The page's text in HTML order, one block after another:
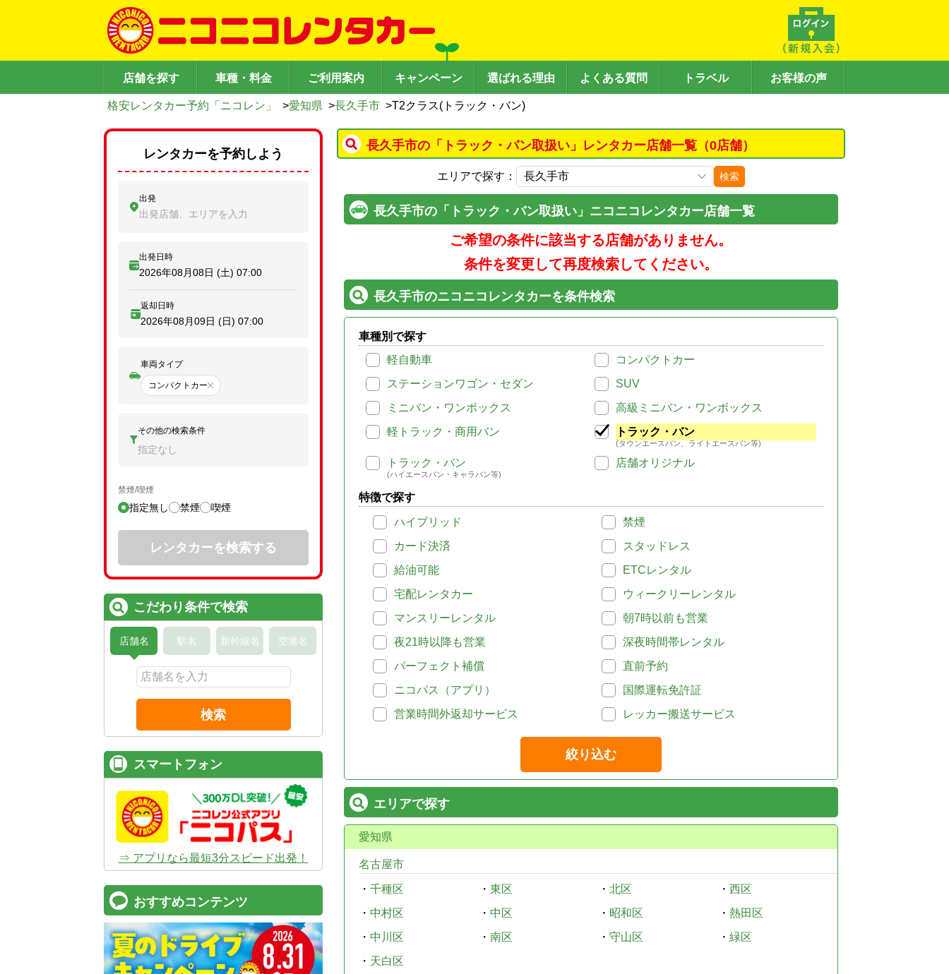
店舗を探す 車種・料金 ご利用案内 キャンペーン 選ばれる理由 よくある質問 トラベル お客様の声
格安レンタカー予約「ニコレン」 >愛知県 >長久手市 >T2クラス(トラック・バン)
長久手市の「トラック・バン取扱い」レンタカー店舗一覧（0店舗）
エリアで探す： 検索
長久手市の「トラック・バン取扱い」ニコニコレンタカー店舗一覧
ご希望の条件に該当する店舗がありません。
条件を変更して再度検索してください。
長久手市のニコニコレンタカーを条件検索
車種別で探す
軽自動車
コンパクトカー
ステーションワゴン・セダン
SUV
ミニバン・ワンボックス
高級ミニバン・ワンボックス
軽トラック・商用バン
トラック・バン
(タウンエースバン、ライトエースバン等)
トラック・バン
(ハイエースバン・キャラバン等)
店舗オリジナル
特徴で探す
ハイブリッド
禁煙
カード決済
スタッドレス
給油可能
ETCレンタル
宅配レンタカー
ウィークリーレンタル
マンスリーレンタル
朝7時以前も営業
夜21時以降も営業
深夜時間帯レンタル
パーフェクト補償
直前予約
ニコパス（アプリ）
国際運転免許証
営業時間外返却サービス
レッカー搬送サービス
絞り込む
エリアで探す
愛知県
名古屋市
・ 千種区 ・ 東区 ・ 北区 ・ 西区
・ 中村区 ・ 中区 ・ 昭和区 ・ 熱田区
・ 中川区 ・ 南区 ・ 守山区 ・ 緑区
・ 天白区
レンタカーを予約しよう
出発
出発店舗、エリアを入力
出発日時
2026年08月08日 (土) 07:00
返却日時
2026年08月09日 (日) 07:00
車両タイプ
コンパクトカー
その他の検索条件
指定なし
禁煙/喫煙
指定無し 禁煙 喫煙
レンタカーを検索する
こだわり条件で検索
店舗名 駅名 新幹線名 空港名
検索
スマートフォン
⇒ アプリなら最短3分スピード出発！
おすすめコンテンツ